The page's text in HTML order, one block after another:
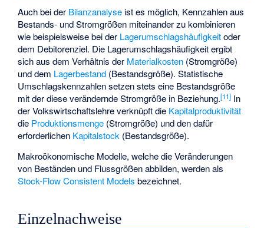
Auch bei der Bilanzanalyse ist es möglich, Kennzahlen aus
Bestands- und Stromgrößen miteinander zu kombinieren
wie beispielsweise bei der Lagerumschlagshäufigkeitoder
dem Debitorenziel. Die Lagerumschlagshäufigkeit ergibt
sich aus dem Verhältnis der Materialkosten (Stromgröße)
und dem Lagerbestand (Bestandsgröße). Statistische
Umschlagskennzahlen setzen stets eine Bestandsgröße
mit der diese verändernde Stromgröße in Beziehung.[11] In
der Volkswirtschaftslehre verknüpft die Kapitalproduktivität
die Produktionsmenge (Stromgröße) und den dafür
erforderlichen Kapitalstock (Bestandsgröße).
Makroökonomische Modelle, welche die Veränderungen
von Beständen und Flussgrößen abbilden, werden als
Stock-Flow Consistent Models bezeichnet.
Einzelnachweise